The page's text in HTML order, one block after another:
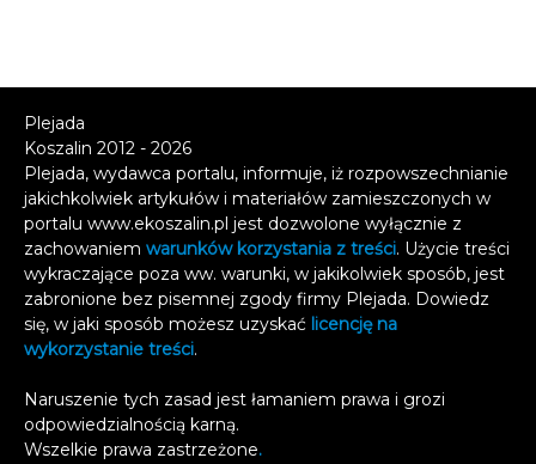
Plejada
Koszalin 2012 - 2026
Plejada, wydawca portalu, informuje, iż rozpowszechnianie
jakichkolwiek artykułów i materiałów zamieszczonych w
portalu www.ekoszalin.pl jest dozwolone wyłącznie z
zachowaniem warunków korzystania z treści. Użycie treści
wykraczające poza ww. warunki, w jakikolwiek sposób, jest
zabronione bez pisemnej zgody firmy Plejada. Dowiedz
się, w jaki sposób możesz uzyskać licencję na
wykorzystanie treści.
Naruszenie tych zasad jest łamaniem prawa i grozi
odpowiedzialnością karną.
Wszelkie prawa zastrzeżone.